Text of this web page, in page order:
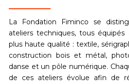
La Fondation Fiminco se
ateliers techniques, tous
plus haute qualité : textile,
construction bois et métal,
danse et un pôle numérique.
de ces ateliers évolue afin de